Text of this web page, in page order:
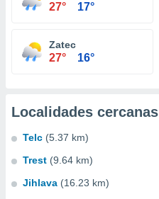
27° 17°
Zatec
27° 16°
Localidades cercanas
Telc (5.37 km)
Trest (9.64 km)
Jihlava (16.23 km)